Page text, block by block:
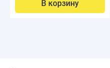
В корзину